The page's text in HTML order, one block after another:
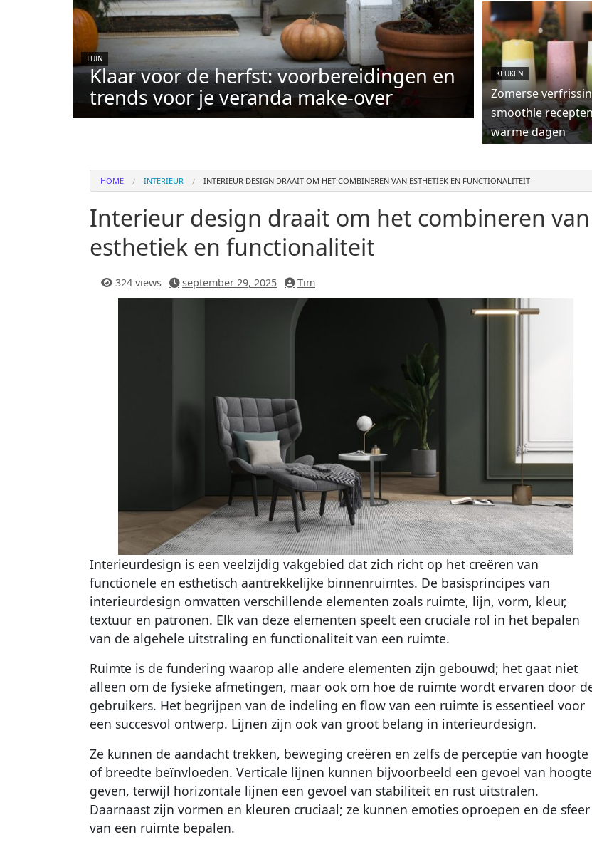
TUIN
Klaar voor de herfst: voorbereidingen en
trends voor je veranda make-over
KEUKEN
Zomerse
smoothie
warme dagen
HOME INTERIEUR INTERIEUR DESIGN DRAAIT OM HET COMBINEREN VAN ESTHETIEK EN FUNCTIONALITEIT
Interieur design draait om het combineren van
esthetiek en functionaliteit
324 views september 29, 2025 Tim
Interieurdesign is een veelzijdig vakgebied dat zich richt op het creëren van
functionele en esthetisch aantrekkelijke binnenruimtes. De basisprincipes van
interieurdesign omvatten verschillende elementen zoals ruimte, lijn, vorm, kleur,
textuur en patronen. Elk van deze elementen speelt een cruciale rol in het bepalen
van de algehele uitstraling en functionaliteit van een ruimte.
Ruimte is de fundering waarop alle andere elementen zijn gebouwd; het gaat niet
alleen om de fysieke afmetingen, maar ook om hoe de ruimte wordt ervaren door
gebruikers. Het begrijpen van de indeling en flow van een ruimte is essentieel voor
een succesvol ontwerp. Lijnen zijn ook van groot belang in interieurdesign.
Ze kunnen de aandacht trekken, beweging creëren en zelfs de perceptie van hoogte
of breedte beïnvloeden. Verticale lijnen kunnen bijvoorbeeld een gevoel van hoogte
geven, terwijl horizontale lijnen een gevoel van stabiliteit en rust uitstralen.
Daarnaast zijn vormen en kleuren cruciaal; ze kunnen emoties oproepen en de sfeer
van een ruimte bepalen.